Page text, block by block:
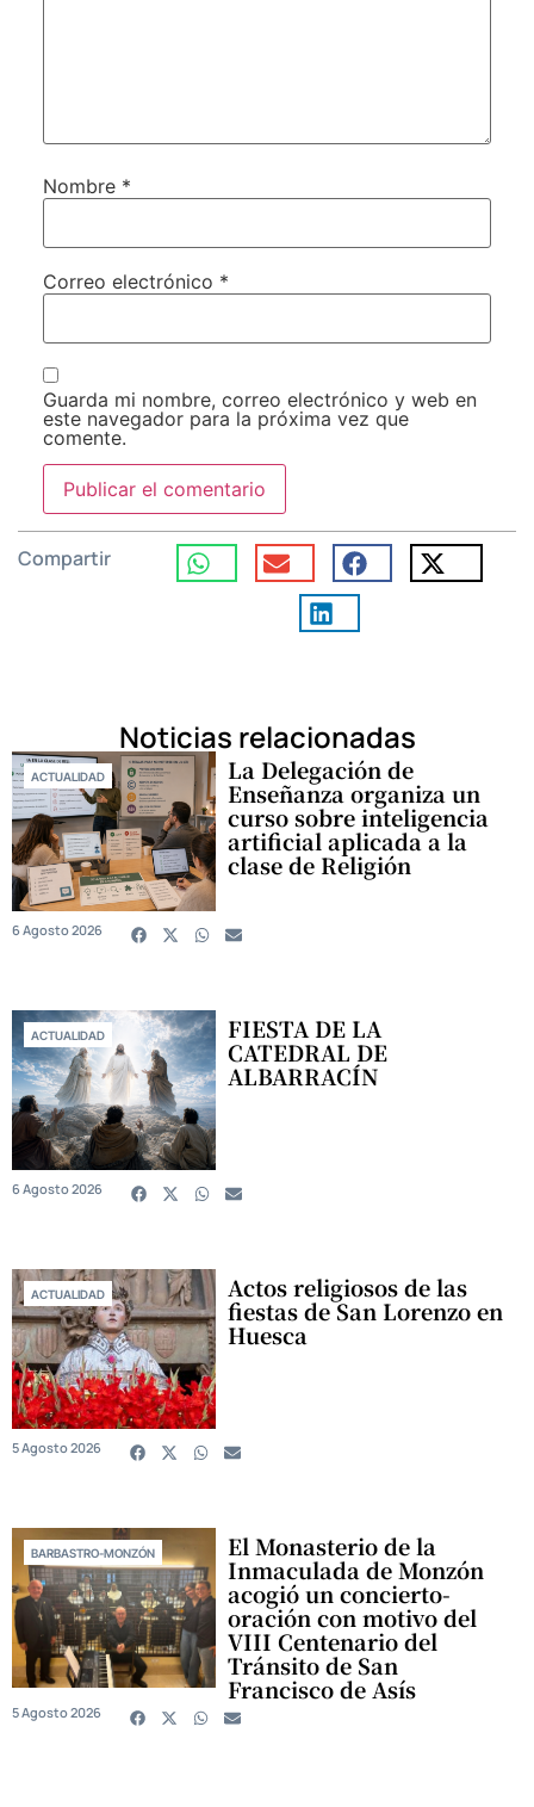
Nombre *
Correo electrónico *
Guarda mi nombre, correo electrónico y web en
este navegador para la próxima vez que
comente.
Compartir
Noticias relacionadas
ACTUALIDAD La Delegación de
Enseñanza organiza un
curso sobre inteligencia
artificial aplicada a la
clase de Religión
6 Agosto 2026
ACTUALIDAD FIESTA DE LA
CATEDRAL DE
ALBARRACÍN
6 Agosto 2026
ACTUALIDAD Actos religiosos de las
fiestas de San Lorenzo en
Huesca
5 Agosto 2026
BARBASTRO-MONZÓN El Monasterio de la
Inmaculada de Monzón
acogió un concierto-
oración con motivo del
VIII Centenario del
Tránsito de San
Francisco de Asís
5 Agosto 2026